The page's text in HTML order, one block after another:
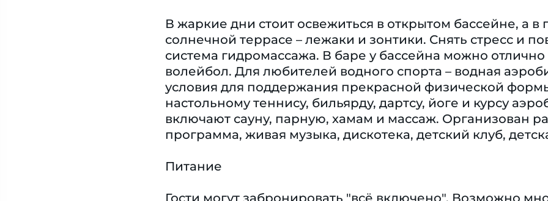
В жаркие дни стоит освежиться в открытом бассейне, а
солнечной террасе – лежаки и зонтики. Снять стресс и
система гидромассажа. В баре у бассейна можно
волейбол. Для любителей водного спорта – водная
условия для поддержания прекрасной физической
настольному теннису, бильярду, дартсу, йоге и курсу
включают сауну, парную, хамам и массаж. Организован
программа, живая музыка, дискотека, детский клуб,
Питание
Гости могут забронировать "всё включено". Возможно